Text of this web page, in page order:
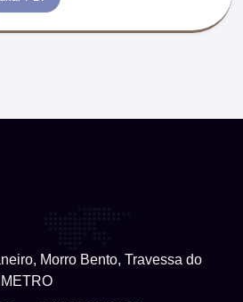
Morro Bento, Travessa do